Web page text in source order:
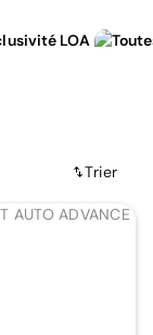
Trier